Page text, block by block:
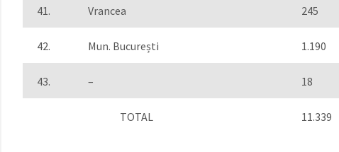
41. Vrancea 245
42. Mun. București 1.190
43. – 18
TOTAL 11.339